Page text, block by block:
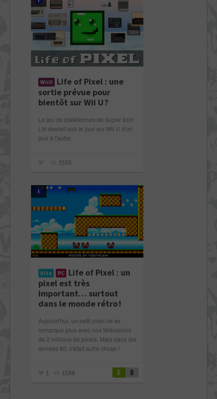
WiiU Life of Pixel : une
sortie prévue pour
bientôt sur Wii U ?
Le jeu de plateformes de Super Icon
Ltd devrait voir le jour sur Wii U d'un
jour à l'autre.
1505
Vita PC Life of Pixel : un
pixel est très
important… surtout
dans le monde rétro !
Aujourd'hui, un petit pixel ne se
remarque plus avec nos télévisions
de 2 millions de pixels. Mais dans les
années 80, c'était autre chose !
1 1588 B B